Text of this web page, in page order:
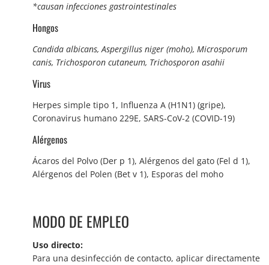
*causan infecciones gastrointestinales
Hongos
Candida albicans, Aspergillus niger (moho), Microsporum
canis, Trichosporon cutaneum, Trichosporon asahii
Virus
Herpes simple tipo 1, Influenza A (H1N1) (gripe),
Coronavirus humano 229E, SARS-CoV-2 (COVID-19)
Alérgenos
Ácaros del Polvo (Der p 1), Alérgenos del gato (Fel d 1),
Alérgenos del Polen (Bet v 1), Esporas del moho
MODO DE EMPLEO
Uso directo:
Para una desinfección de contacto, aplicar directamente